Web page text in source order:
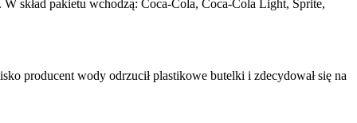
skład pakietu wchodzą: Coca-Cola, Coca-Cola Light, Sprite,
producent wody odrzucił plastikowe butelki i zdecydował się na